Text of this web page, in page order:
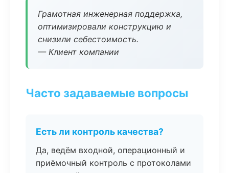
Грамотная инженерная поддержка,
оптимизировали конструкцию и
снизили себестоимость.
— Клиент компании
Часто задаваемые вопросы
Есть ли контроль качества?
Да, ведём входной, операционный и
приёмочный контроль с протоколами